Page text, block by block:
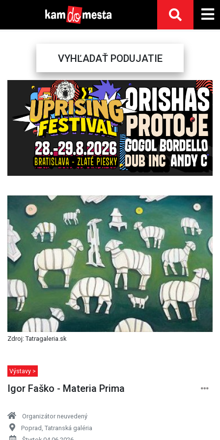
VYHĽADAŤ PODUJATIE
Previous Next
Zdroj: Tatragaleria.sk
Výstavy >
Igor Faško - Materia Prima
Organizátor neuvedený
Poprad, Tatranská galéria